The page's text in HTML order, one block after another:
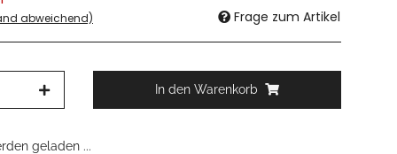
abweichend) Frage zum Artikel
In den Warenkorb
geladen ...